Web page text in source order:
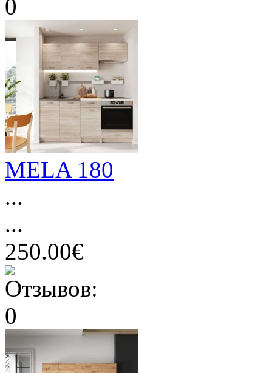
MELA 180
...
...
250.00€